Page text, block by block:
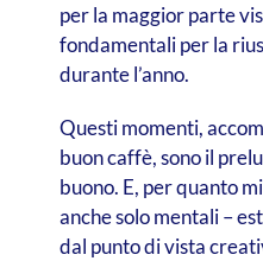
per la maggior parte
fondamentali per la
durante l’anno.
Questi momenti,
buon caffè, sono il
buono. E, per quanto
anche solo mentali –
dal punto di vista